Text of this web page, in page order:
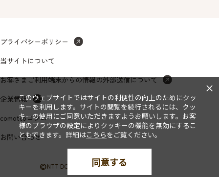
×
このウェブサイトではサイトの利便性の向上のためにクッ
キーを利用します。サイトの閲覧を続行されるには、クッ
キーの使用にご同意いただきますようお願いします。お客
様のブラウザの設定によりクッキーの機能を無効にするこ
ともできます。詳細はこちらをご覧ください。
同意する
プライバシーポリシー
当サイトについて
お客さまご利用端末からの情報の外部送信について
企業情報
comottoコラム
お問い合わせ
©NTT DOCOMO, INC. All Rights Reserved.